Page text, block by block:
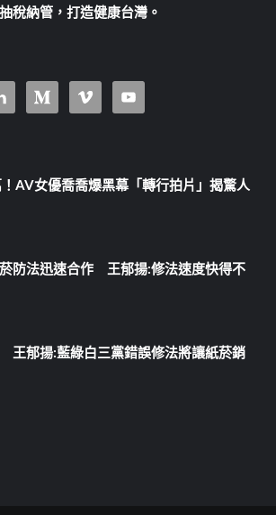
稅納管，打造健康台灣。
AV女優喬喬爆黑幕「轉行拍片」揭驚人
防法迅速合作 王郁揚:修法速度快得不
王郁揚:藍綠白三黨錯誤修法將讓紙菸銷